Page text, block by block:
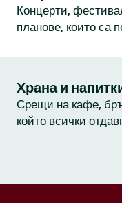
Концерти,
планове, които са
Храна и
Срещи на кафе,
който всички